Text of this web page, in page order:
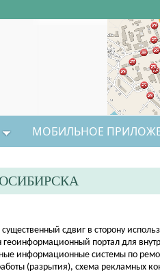
МОБИЛЬНОЕ
сдвиг в сторону
портал для
информационные системы по
(разрытия), схема рекламных